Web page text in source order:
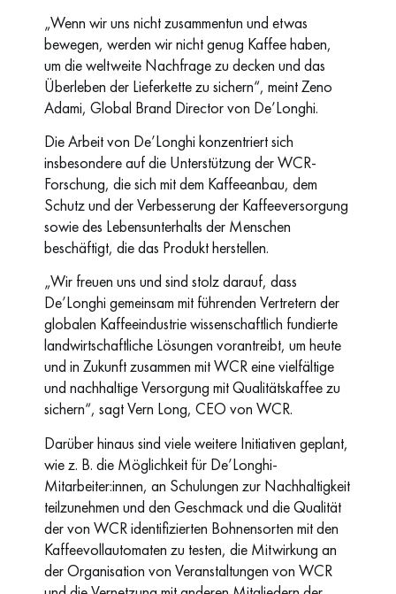
„Wenn wir uns nicht zusammentun und etwas
bewegen, werden wir nicht genug Kaffee haben,
um die weltweite Nachfrage zu decken und das
Überleben der Lieferkette zu sichern“, meint Zeno
Adami, Global Brand Director von De’Longhi.
Die Arbeit von De’Longhi konzentriert sich
insbesondere auf die Unterstützung der WCR-
Forschung, die sich mit dem Kaffeeanbau, dem
Schutz und der Verbesserung der Kaffeeversorgung
sowie des Lebensunterhalts der Menschen
beschäftigt, die das Produkt herstellen.
„Wir freuen uns und sind stolz darauf, dass
De’Longhi gemeinsam mit führenden Vertretern der
globalen Kaffeeindustrie wissenschaftlich fundierte
landwirtschaftliche Lösungen vorantreibt, um heute
und in Zukunft zusammen mit WCR eine vielfältige
und nachhaltige Versorgung mit Qualitätskaffee zu
sichern“, sagt Vern Long, CEO von WCR.
Darüber hinaus sind viele weitere Initiativen geplant,
wie z. B. die Möglichkeit für De’Longhi-
Mitarbeiter:innen, an Schulungen zur Nachhaltigkeit
teilzunehmen und den Geschmack und die Qualität
der von WCR identifizierten Bohnensorten mit den
Kaffeevollautomaten zu testen, die Mitwirkung an
der Organisation von Veranstaltungen von WCR